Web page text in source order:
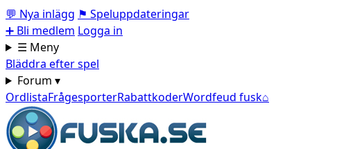
💬 Nya inlägg ⚑ Speluppdateringar
➕ Bli medlem Logga in
☰ Meny
Bläddra efter spel
Forum ▾
OrdlistaFrågesporterRabattkoderWordfeud fusk⌂